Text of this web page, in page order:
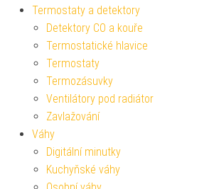
Termostaty a detektory
Detektory CO a kouře
Termostatické hlavice
Termostaty
Termozásuvky
Ventilátory pod radiátor
Zavlažování
Váhy
Digitální minutky
Kuchyňské váhy